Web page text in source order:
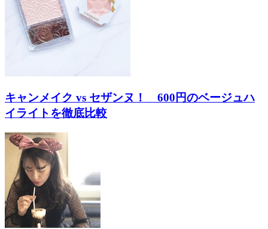
キャンメイク vs セザンヌ！ 600円のベージュハ
イライトを徹底比較